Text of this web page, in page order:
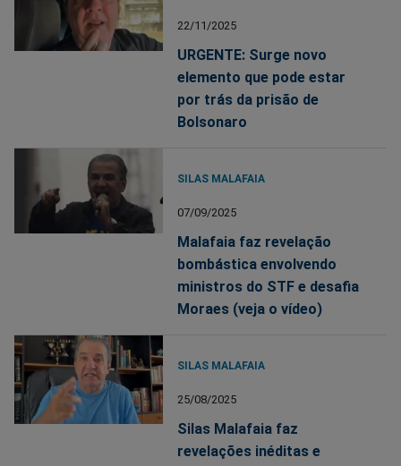
22/11/2025
URGENTE: Surge novo
elemento que pode estar
por trás da prisão de
Bolsonaro
SILAS MALAFAIA
07/09/2025
Malafaia faz revelação
bombástica envolvendo
ministros do STF e desafia
Moraes (veja o vídeo)
SILAS MALAFAIA
25/08/2025
Silas Malafaia faz
revelações inéditas e